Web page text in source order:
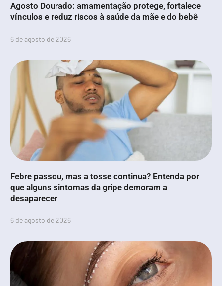
Agosto Dourado: amamentação protege, fortalece
vínculos e reduz riscos à saúde da mãe e do bebê
6 de agosto de 2026
Febre passou, mas a tosse continua? Entenda por
que alguns sintomas da gripe demoram a
desaparecer
6 de agosto de 2026